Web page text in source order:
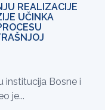
REALIZACIJE
UČINKA
institucija Bosne i
je...